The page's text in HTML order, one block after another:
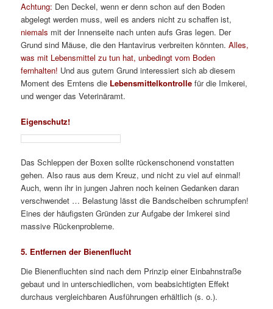
Achtung: Den Deckel, wenn er denn schon auf den Boden
abgelegt werden muss, weil es anders nicht zu schaffen ist,
niemals mit der Innenseite nach unten aufs Gras legen. Der
Grund sind Mäuse, die den Hantavirus verbreiten könnten.Alles,
was mit Lebensmittel zu tun hat, unbedingt vom Boden
fernhalten! Und aus gutem Grund interessiert sich ab diesem
Moment des Erntens die Lebensmittelkontrolle für die Imkerei,
und wenger das Veterinäramt.
Eigenschutz!
Das Schleppen der Boxen sollte rückenschonend vonstatten
gehen. Also raus aus dem Kreuz, und nicht zu viel auf einmal!
Auch, wenn ihr in jungen Jahren noch keinen Gedanken daran
verschwendet … Belastung lässt die Bandscheiben schrumpfen!
Eines der häufigsten Gründen zur Aufgabe der Imkerei sind
massive Rückenprobleme.
5. Entfernen der Bienenflucht
Die Bienenfluchten sind nach dem Prinzip einer Einbahnstraße
gebaut und in unterschiedlichen, vom beabsichtigten Effekt
durchaus vergleichbaren Ausführungen erhältlich (s. o.).